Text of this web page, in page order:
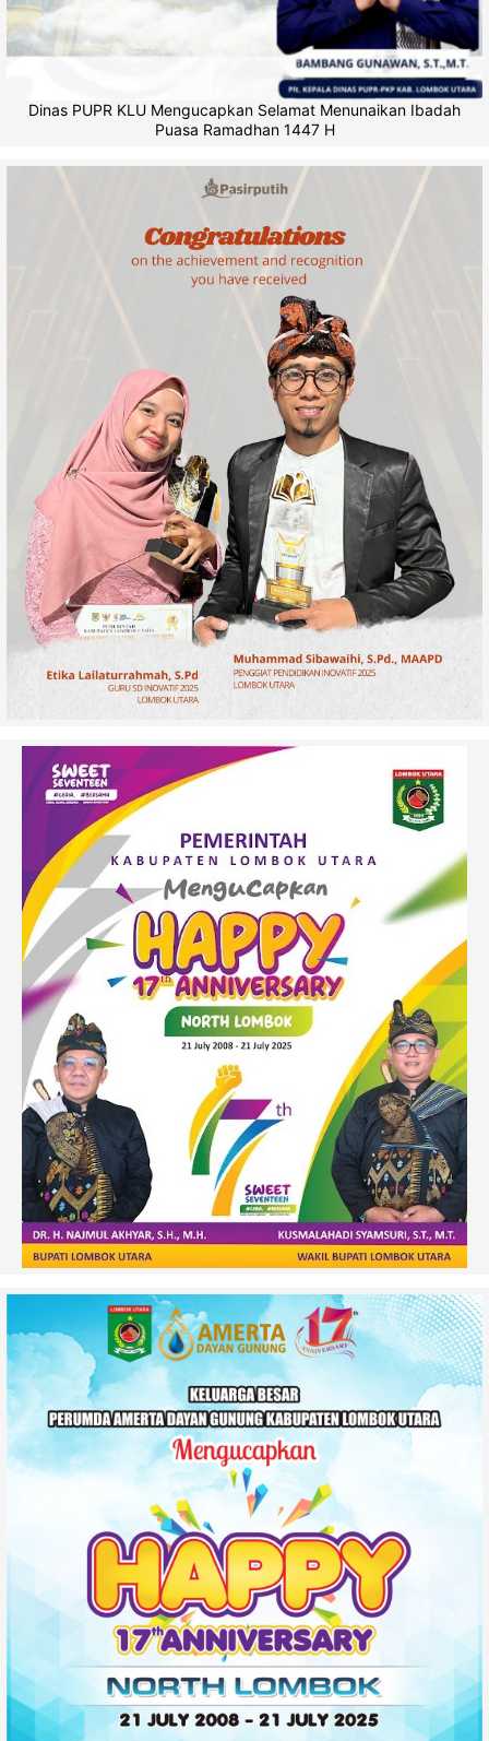
Dinas PUPR KLU Mengucapkan Selamat Menunaikan Ibadah
Puasa Ramadhan 1447 H